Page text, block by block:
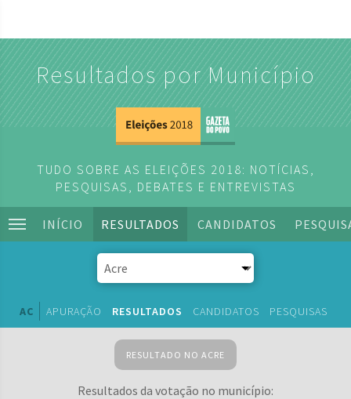
Resultados por Município
TUDO SOBRE AS ELEIÇÕES 2018: NOTÍCIAS,
PESQUISAS, DEBATES E ENTREVISTAS
INÍCIO RESULTADOS CANDIDATOS
AC APURAÇÃO RESULTADOS CANDIDATOS PESQUISAS
RESULTADO NO ACRE
Resultados da votação no município: